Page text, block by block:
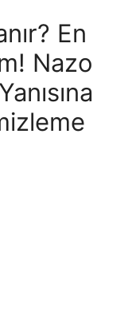
En
Nazo